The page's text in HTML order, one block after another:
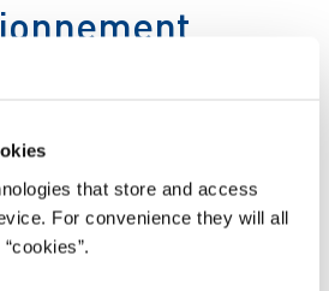
that store and access
For convenience they will all
des pics
de nombreux
d'e-commerce, les pics
considérable sur la